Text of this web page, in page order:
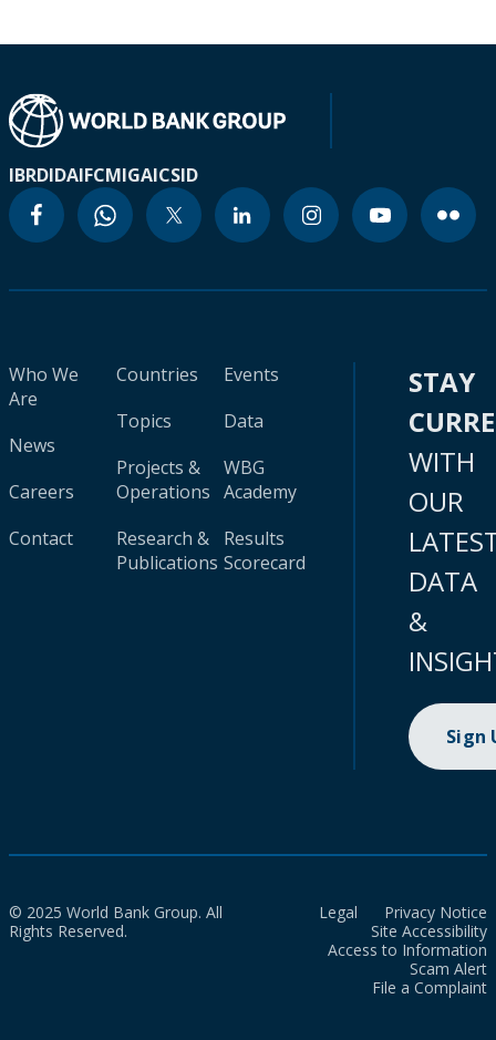
IBRDIDAIFCMIGAICSID
Who We
Are
News
Careers
Contact
Countries
Topics
Projects &
Operations
Research &
Publications
Events
Data
WBG
Academy
Results
Scorecard
STAY
WITH
OUR
DATA
&
Sign
© 2025 World Bank Group. All
Rights Reserved.
Legal
Privacy Notice
Site Accessibility
Access to Information
Scam Alert
File a Complaint